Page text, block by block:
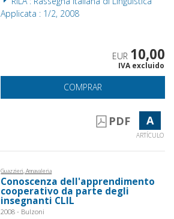
Applicata : 1/2, 2008
EUR 10,00
IVA excluido
COMPRAR
PDF A
ARTÍCULO
Guazzieri, Annavaleria
Conoscenza dell'apprendimento
cooperativo da parte degli
insegnanti CLIL
2008 - Bulzoni